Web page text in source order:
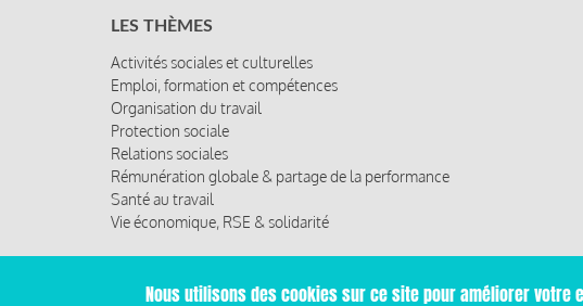
LES THÈMES
Activités sociales et culturelles
Emploi, formation et compétences
Organisation du travail
Protection sociale
Relations sociales
Rémunération globale & partage de la performance
Santé au travail
Vie économique, RSE & solidarité
Nous utilisons des cookies sur ce site pour améliorer votre